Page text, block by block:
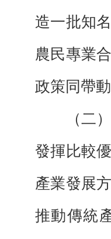
造一批知
農民專業
政策同帶
（二）
發揮比較
產業發展
推動傳統